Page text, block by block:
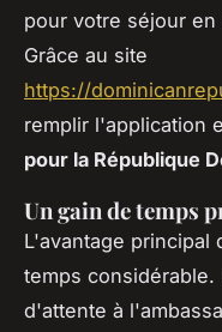
pour votre séjour en
Grâce au site
https://
remplir l'application
pour la République
Un gain de temps
L'avantage principal
temps
d'attente à